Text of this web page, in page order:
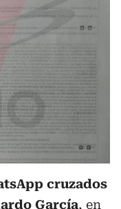
cruzados
García, en